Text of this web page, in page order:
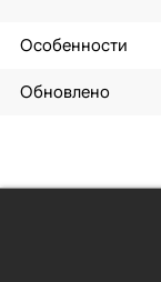
Особенности
Обновлено